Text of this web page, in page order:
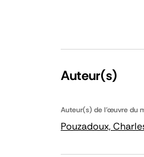
Auteur(s)
Auteur(s) de l'œuvre du
Pouzadoux,